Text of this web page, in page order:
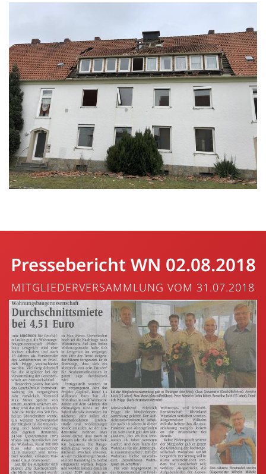
Pressebericht WN 02.08.2018
MITGLIEDERVERSAMMLUNG VOM 31.07.2018